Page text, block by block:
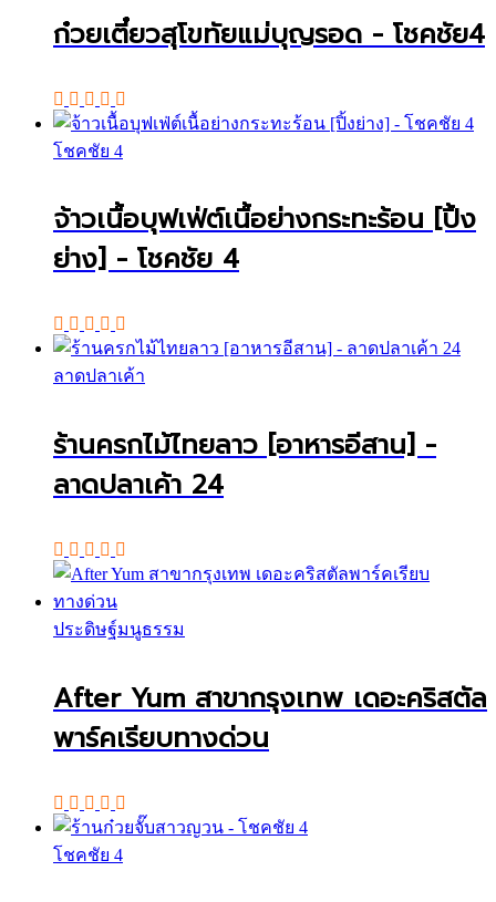
ก๋วยเตี๋ยวสุโขทัยแม่บุญรอด - โชคชัย4
โชคชัย 4
จ้าวเนื้อบุฟเฟ่ต์เนื้อย่างกระทะร้อน [ปิ้ง
ย่าง] - โชคชัย 4
ลาดปลาเค้า
ร้านครกไม้ไทยลาว [อาหารอีสาน] -
ลาดปลาเค้า 24
ประดิษฐ์มนูธรรม
After Yum สาขากรุงเทพ เดอะคริสตัล
พาร์คเรียบทางด่วน
โชคชัย 4